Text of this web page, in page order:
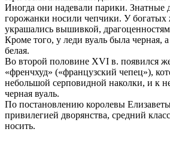
Иногда они надевали парики. Знатные
горожанки носили чепчики. У
украшались вышивкой,
Кроме того, у леди вуаль была
белая.
Во второй половине XVI в. появился
«френчхуд» («французский чепец»),
небольшой серповидной наколки, и к
черная вуаль.
По постановлению королевы
привилегией дворянства, средний
носить.